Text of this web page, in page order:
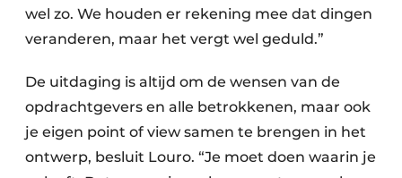
wel zo. We houden er rekening mee dat dingen
veranderen, maar het vergt wel geduld.”
De uitdaging is altijd om de wensen van de
opdrachtgevers en alle betrokkenen, maar ook
je eigen point of view samen te brengen in het
ontwerp, besluit Louro. “Je moet doen waarin je